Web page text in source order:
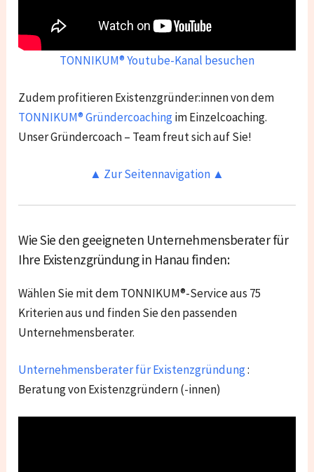
TONNIKUM® Youtube-Kanal besuchen
Zudem profitieren Existenzgründer:innen von dem
TONNIKUM® Gründercoachingim Einzelcoaching.
Unser Gründercoach – Team freut sich auf Sie!
▲ Zur Seitennavigation ▲
Wie Sie den geeigneten Unternehmensberater für
Ihre Existenzgründung in Hanau finden:
Wählen Sie mit dem TONNIKUM®-Service aus 75
Kriterien aus und finden Sie den passenden
Unternehmensberater.
Unternehmensberater für Existenzgründung:
Beratung von Existenzgründern (-innen)